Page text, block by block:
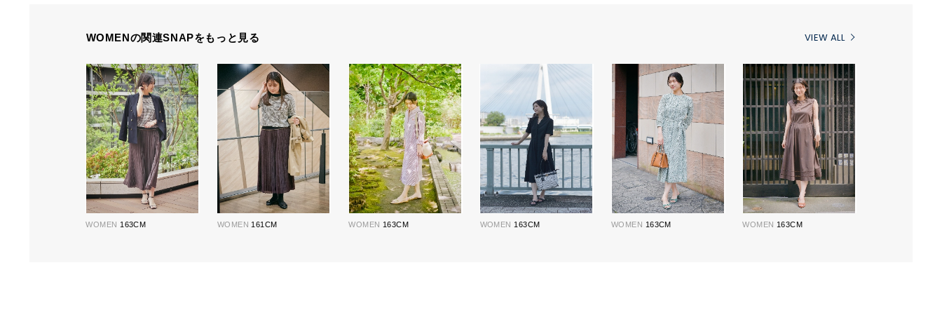
WOMENの関連SNAPをもっと見る VIEW ALL
WOMEN 163CM WOMEN 161CM WOMEN 163CM WOMEN 163CM WOMEN 163CM WOMEN 163CM